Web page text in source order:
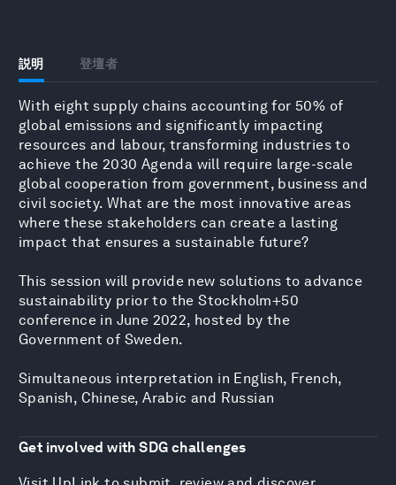
説明 登壇者
With eight supply chains accounting for 50% of
global emissions and significantly impacting
resources and labour, transforming industries to
achieve the 2030 Agenda will require large-scale
global cooperation from government, business and
civil society. What are the most innovative areas
where these stakeholders can create a lasting
impact that ensures a sustainable future?
This session will provide new solutions to advance
sustainability prior to the Stockholm+50
conference in June 2022, hosted by the
Government of Sweden.
Simultaneous interpretation in English, French,
Spanish, Chinese, Arabic and Russian
Get involved with SDG challenges